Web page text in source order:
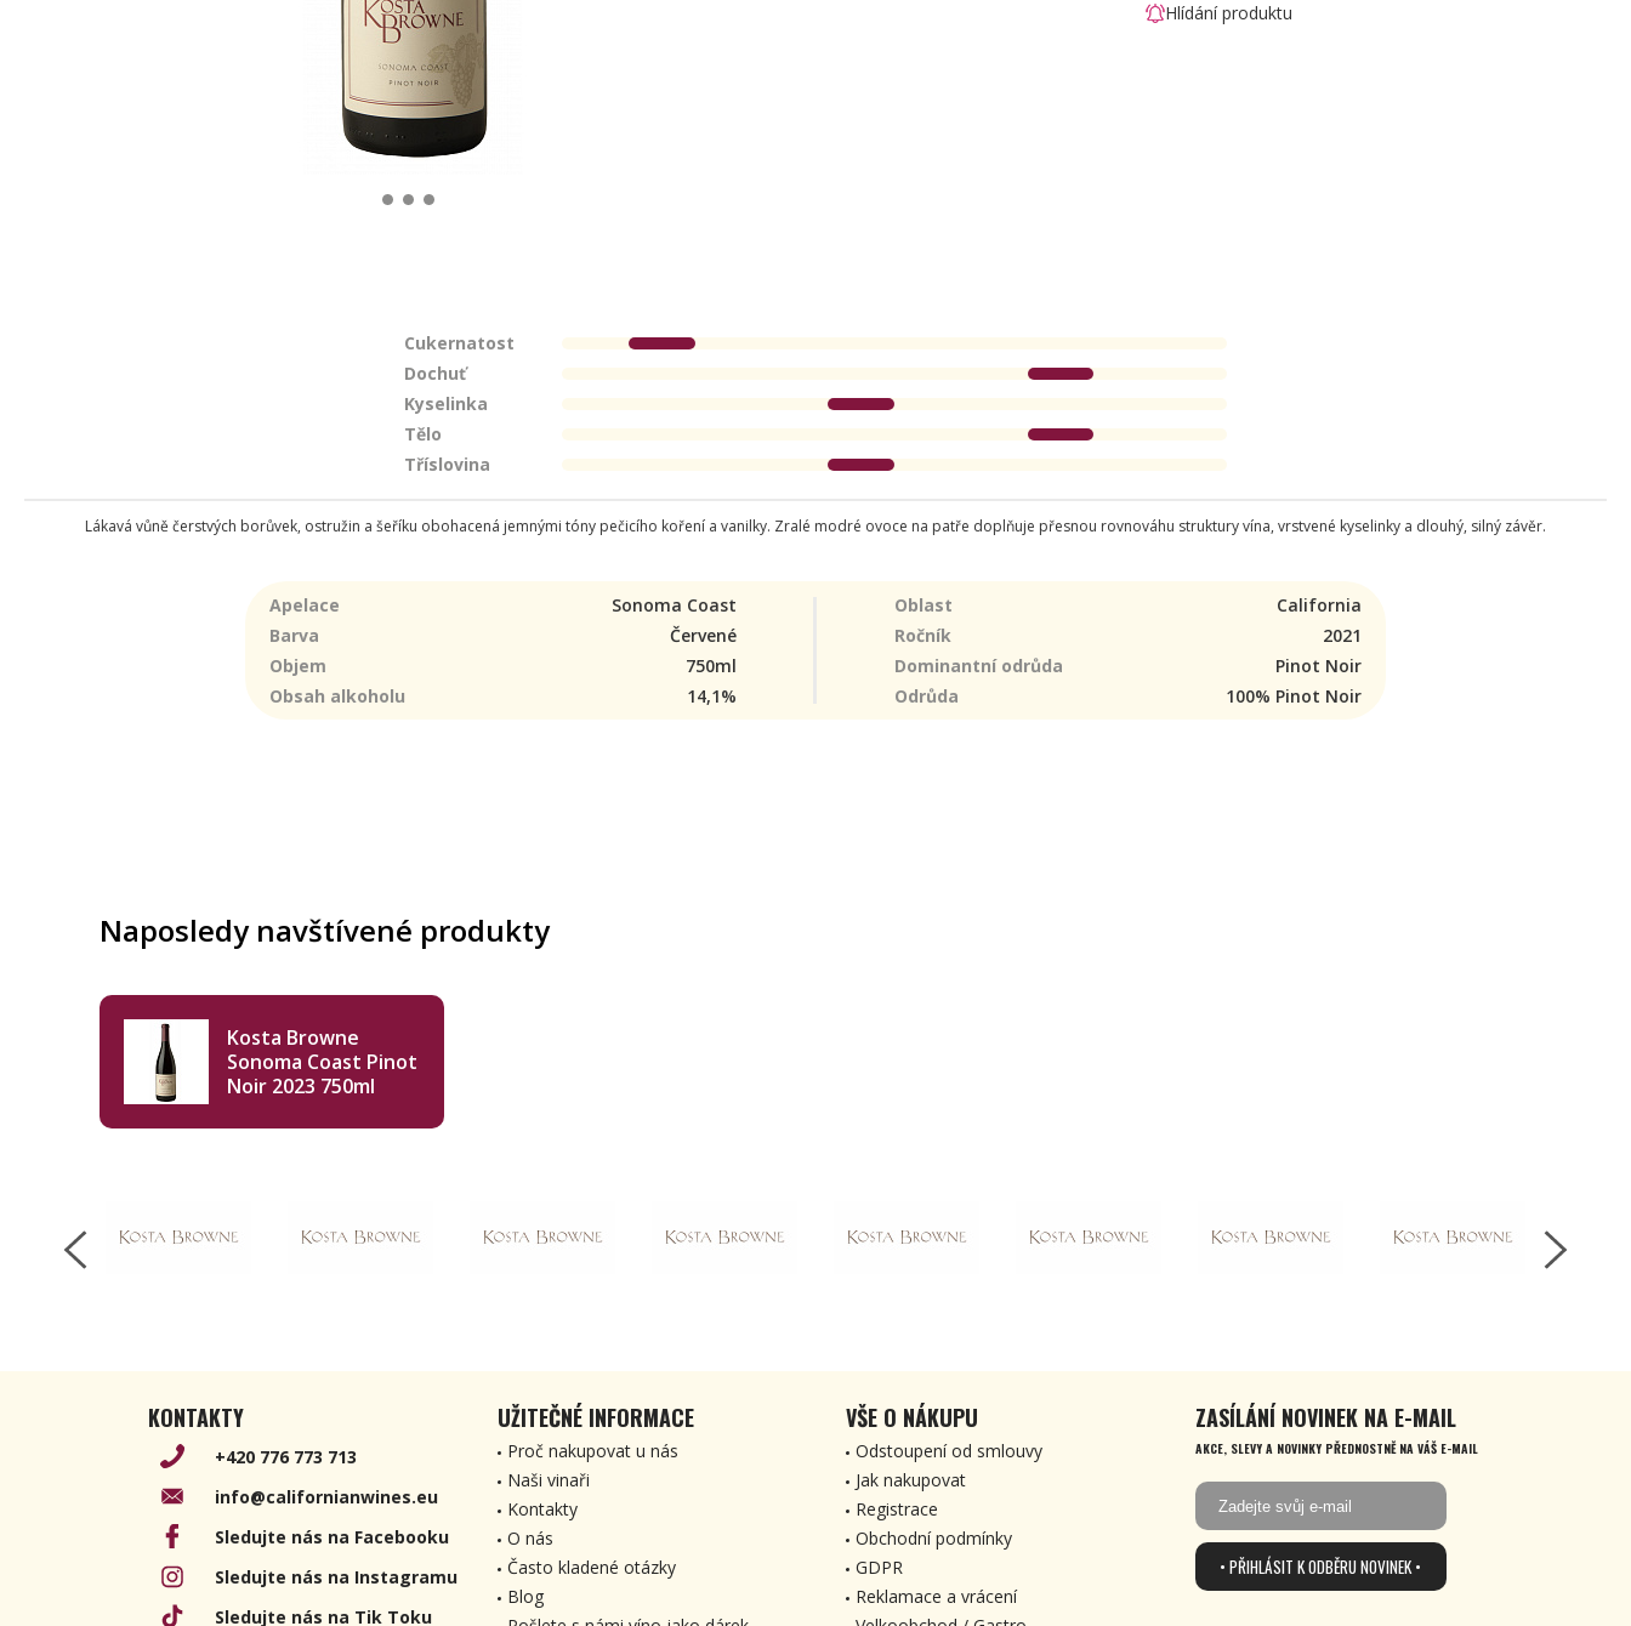
Hlídání produktu
Cukernatost
Dochuť
Kyselinka
Tělo
Tříslovina
Lákavá vůně čerstvých borůvek, ostružin a šeříku obohacená jemnými tóny pečicího koření a vanilky. Zralé modré ovoce na patře doplňuje přesnou rovnováhu struktury vína, vrstvené kyselinky a dlouhý, silný závěr.
Apelace Sonoma Coast Oblast
California
Barva
Červené Ročník
2021
Objem
750ml Dominantní odrůda
Pinot Noir
Obsah alkoholu
14,1% Odrůda 100% Pinot Noir
Naposledy navštívené produkty
Kosta Browne
Sonoma Coast Pinot
Noir 2023 750ml
KONTAKTY
+420 776 773 713
info@californianwines.eu
Sledujte nás na Facebooku
Sledujte nás na Instagramu
Sledujte nás na Tik Toku
UŽITEČNÉ INFORMACE
Proč nakupovat u nás
Naši vinaři
Kontakty
O nás
Často kladené otázky
Blog
VŠE O NÁKUPU
Odstoupení od smlouvy
Jak nakupovat
Registrace
Obchodní podmínky
GDPR
Reklamace a vrácení
ZASÍLÁNÍ NOVINEK NA E-MAIL
AKCE, SLEVY A NOVINKY PŘEDNOSTNĚ NA VÁŠ E-MAIL
• PŘIHLÁSIT K ODBĚRU NOVINEK •